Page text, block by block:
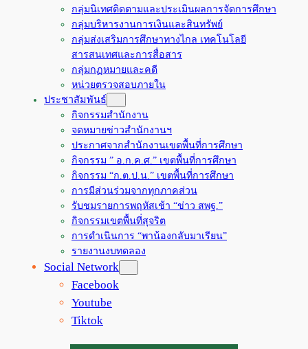
กลุ่มนิเทศติดตามและประเมินผลการจัดการศึกษา
กลุ่มบริหารงานการเงินและสินทรัพย์
กลุ่มส่งเสริมการศึกษาทางไกล เทคโนโลยี
สารสนเทศและการสื่อสาร
กลุ่มกฏหมายและคดี
หน่วยตรวจสอบภายใน
ประชาสัมพันธ์
กิจกรรมสำนักงาน
จดหมายข่าวสำนักงานฯ
ประกาศจากสำนักงานเขตพื้นที่การศึกษา
กิจกรรม ” อ.ก.ค.ศ.” เขตพื้นที่การศึกษา
กิจกรรม “ก.ต.ป.น.” เขตพื้นที่การศึกษา
การมีส่วนร่วมจากทุกภาคส่วน
รับชมรายการพฤหัสเช้า “ข่าว สพฐ.”
กิจกรรมเขตพื้นที่สุจริต
การดำเนินการ “พาน้องกลับมาเรียน”
รายงานงบทดลอง
Social Network
Facebook
Youtube
Tiktok